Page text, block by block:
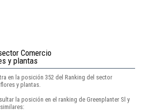
Comercio
y plantas
en la posición 352 del Ranking del sector
y plantas.
la posición en el ranking de Greenplanter Sl y